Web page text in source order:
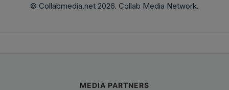
© Collabmedia.net 2026. Collab Media Network.
MEDIA PARTNERS